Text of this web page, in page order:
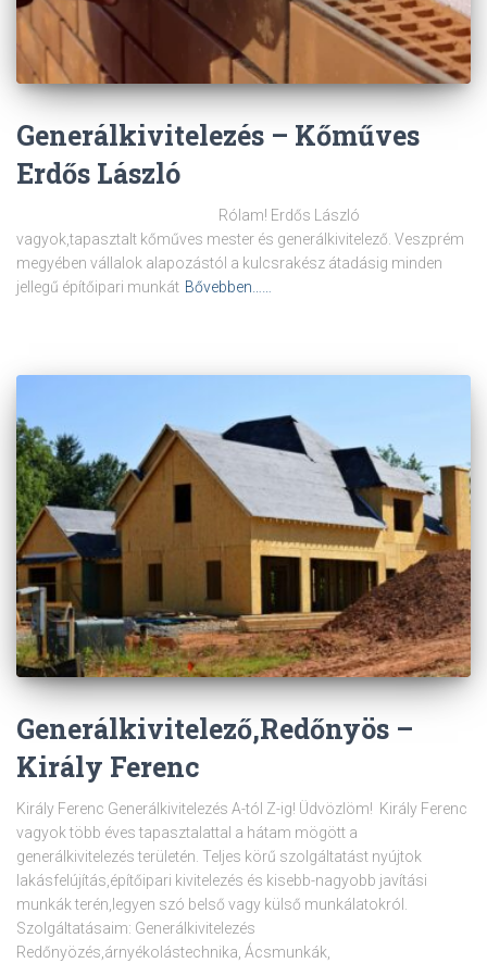
Generálkivitelezés – Kőműves
Erdős László
Rólam! Erdős László
vagyok,tapasztalt kőműves mester és generálkivitelező. Veszprém
megyében vállalok alapozástól a kulcsrakész átadásig minden
jellegű építőipari munkát Bővebben……
Generálkivitelező,Redőnyös –
Király Ferenc
Király Ferenc Generálkivitelezés A-tól Z-ig! Üdvözlöm! Király Ferenc
vagyok több éves tapasztalattal a hátam mögött a
generálkivitelezés területén. Teljes körű szolgáltatást nyújtok
lakásfelújítás,építőipari kivitelezés és kisebb-nagyobb javítási
munkák terén,legyen szó belső vagy külső munkálatokról.
Szolgáltatásaim: Generálkivitelezés
Redőnyözés,árnyékolástechnika, Ácsmunkák,